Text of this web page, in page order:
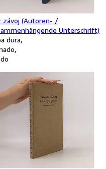
závoj (Autoren- /
Unterschrift)
dura